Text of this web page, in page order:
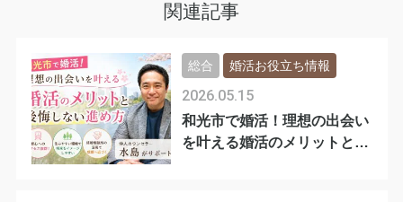
関連記事
和光市で婚活！理想の出会い
を叶える婚活のメリットと後
2026.05.15
総合 婚活お役立ち情報